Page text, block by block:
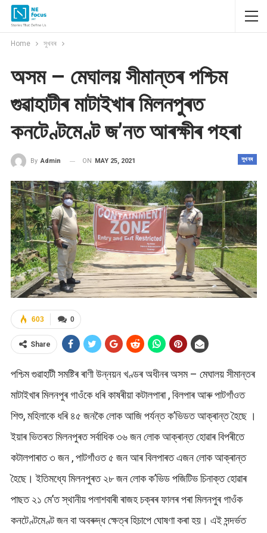
Home সুখবৰ
অসম – মেঘালয় সীমান্তৰ পশ্চিম
গুৱাহাটীৰ মাটাইখাৰ মিলনপুৰত
কনটেণ্টমেণ্ট জ’নত আৰক্ষীৰ পহৰা
সুখবৰ
By Admin ON MAY 25, 2021
0
603
Share
পশ্চিম গুৱাহাটী সমষ্টিৰ ৰাণী উন্নয়ন খণ্ডৰ অধীনৰ অসম – মেঘালয় সীমান্তৰ
মাটাইখাৰ মিলনপুৰ গাওঁকে ধৰি কাষৰীয়া কটালপাৰা , বিলপাৰ আৰু পাটগাঁওত
শিশু, মহিলাকে ধৰি ৪৫ জনকৈ লোক আজি পৰ্যন্ত ক’ভিডত আক্ৰান্ত হৈছে ।
ইয়াৰ ভিতৰত মিলনপুৰত সৰ্বাধিক ৩৬ জন লোক আক্ৰান্ত হোৱাৰ বিপৰীতে
কটালপাৰাত ৩ জন , পাটগাঁওত ৫ জন আৰ বিলপাৰত এজন লোক আক্ৰান্ত
হৈছে। ইতিমধ্যে মিলনপুৰত ২৮ জন লোক ক’ভিড পজিটিভ চিনাক্ত হোৱাৰ
পাছত ২১ মে’ত স্থানীয় পলাশবাৰী ৰাজহ চক্ৰৰ ফালৰ পৰা মিলনপুৰ গাওঁক
কনটেণ্টমেণ্ট জন বা অবৰুদ্ধ ক্ষেত্ৰ হিচাপে ঘোষণা কৰা হয়। এই সন্দৰ্ভত